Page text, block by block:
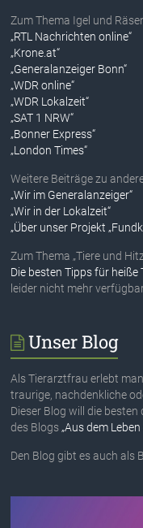
Zum Thema Igel und
„RTL Nachrichten online“
„Krone.at“
„Generalanzeiger Bonn“
„WDR online“
„WDR Lokalzeit“
„SAT 1 NRW“
„Bonner Express“
„London Times“
Weitere Beiträge zu
„Wir im Generalanzeiger“
„Wir in der Lokalzeit“
„Über unser Projekt
Zum Thema „Tiere und
Die besten Tipps für heiße
leider nicht mehr
Unser Blog
Als Tierarztfrau erlebt
traurige, nachdenkliche
Dieser Blog will die
des Blogs „Aus dem
Den Blog gibt es auch als